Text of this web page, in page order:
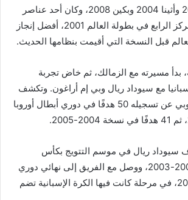
متتالية، سيدني 2000 وأثينا 2004 وبكين 2008، وكان أحد عناصر
الجيل الذي حقق المركز الرابع في بطولة العالم 2001، أفضل إنجاز
قبل النسخة التي أقيمت بنظامها الحديث.
بدأ مسيرته مع الزمالك، ثم خاض تجربة
مع سيوداد ريال وبي إم أراغون. وتكشف
سجلات الاتحاد الأوروبي عن تسجيله 50 هدفًا في دوري أبطال أوروبا
ريال في موسم التتويج بكأس
الكؤوس الأوروبية 2002-2003، ووصل مع الفريق إلى نهائي دوري
أبطال أوروبا عام 2005، في مرحلة كانت فيها الكرة الإسبانية تضم